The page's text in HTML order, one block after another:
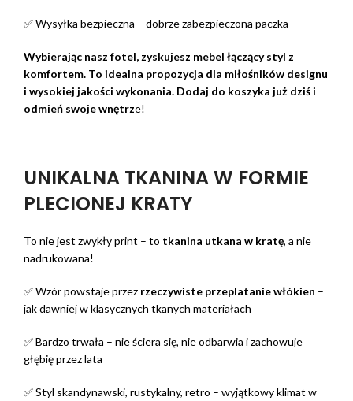
✅ Wysyłka bezpieczna – dobrze zabezpieczona paczka
Wybierając nasz fotel, zyskujesz mebel łączący styl z
komfortem. To idealna propozycja dla miłośników designu
i wysokiej jakości wykonania. Dodaj do koszyka już dziś i
odmień swoje wnętrze!
UNIKALNA TKANINA W FORMIE
PLECIONEJ KRATY
To nie jest zwykły print – to tkanina utkana w kratę, a nie
nadrukowana!
✅ Wzór powstaje przez rzeczywiste przeplatanie włókien –
jak dawniej w klasycznych tkanych materiałach
✅ Bardzo trwała – nie ściera się, nie odbarwia i zachowuje
głębię przez lata
✅ Styl skandynawski, rustykalny, retro – wyjątkowy klimat w